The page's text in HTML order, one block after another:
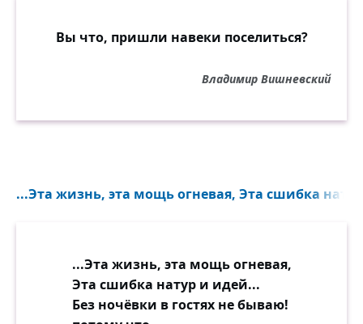
Вы что, пришли навеки поселиться?
Владимир Вишневский
...Эта жизнь, эта мощь огневая, Эта сшибка
...Эта жизнь, эта мощь огневая,
Эта сшибка натур и идей...
Без ночёвки в гостях не бываю!